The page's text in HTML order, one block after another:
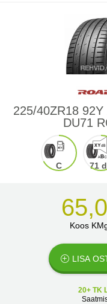
225/40ZR18
DU71
C 71
Koos
LISA
20+ TK